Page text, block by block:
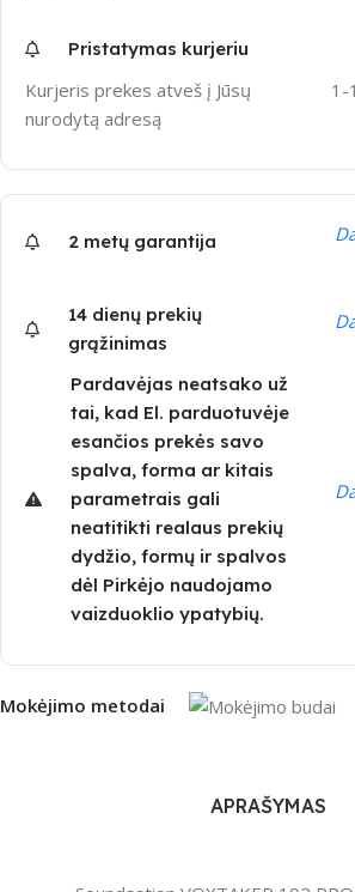
Pristatymas kurjeriu
Kurjeris prekes atveš į Jūsų
nurodytą adresą
1-
2 metų garantija
14 dienų prekių
grąžinimas
Pardavėjas neatsako už
tai, kad El. parduotuvėje
esančios prekės savo
spalva, forma ar kitais
parametrais gali
neatitikti realaus prekių
dydžio, formų ir spalvos
dėl Pirkėjo naudojamo
vaizduoklio ypatybių.
Mokėjimo metodai
APRAŠYMAS